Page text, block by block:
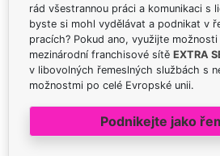
rád všestrannou práci a komunikaci s
byste si mohl vydělávat a podnikat v
pracích? Pokud ano, využijte
mezinárodní franchisové sítě EXTRA
v libovolných řemeslných službách s
možnostmi po celé Evropské unii.
Podnikejte jako